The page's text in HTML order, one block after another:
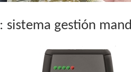
: sistema gestión